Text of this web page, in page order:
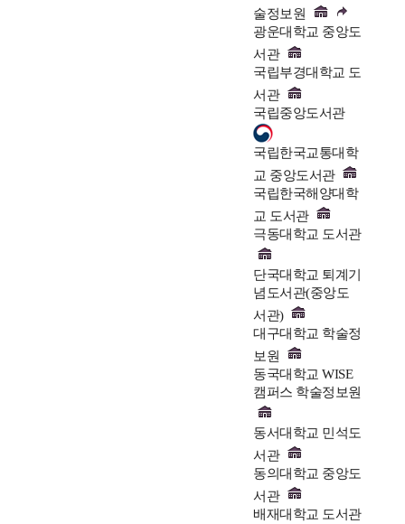
술정보원
광운대학교 중앙도
서관
국립부경대학교 도
서관
국립중앙도서관
국립한국교통대학
교 중앙도서관
국립한국해양대학
교 도서관
극동대학교 도서관
단국대학교 퇴계기
념도서관(중앙도
서관)
대구대학교 학술정
보원
동국대학교 WISE
캠퍼스 학술정보원
동서대학교 민석도
서관
동의대학교 중앙도
서관
배재대학교 도서관